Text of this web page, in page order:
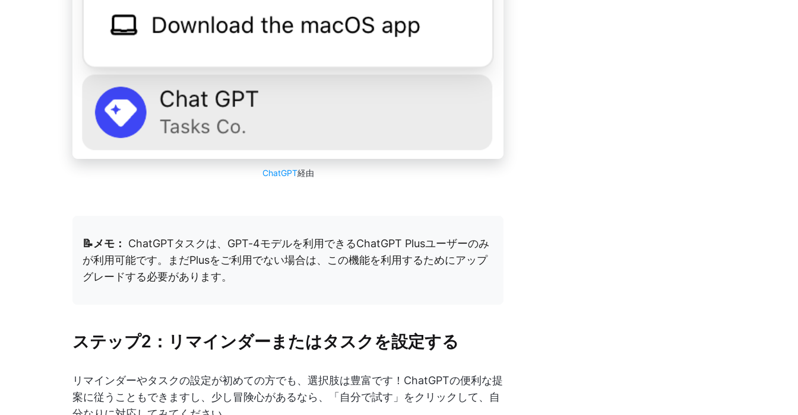
ChatGPT経由
📝メモ：
ChatGPTタスクは、GPT-4モデルを利用できるChatGPT Plusユーザーのみ
が利用可能です。まだPlusをご利用でない場合は、この機能を利用するためにアップ
グレードする必要があります。
ステップ2：リマインダーまたはタスクを設定する
リマインダーやタスクの設定が初めての方でも、選択肢は豊富です！ChatGPTの便利な提
案に従うこともできますし、少し冒険心があるなら、「自分で試す」をクリックして、自